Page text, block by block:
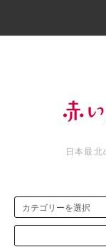
日本最